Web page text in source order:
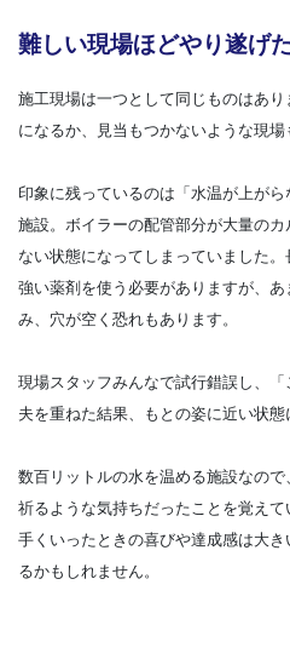
難しい現場ほどやり遂げ
施工現場は一つとして同じものはあ
になるか、見当もつかないような現場
印象に残っているのは「水温が上が
施設。ボイラーの配管部分が大量の
ない状態になってしまっていました
強い薬剤を使う必要がありますが、
み、穴が空く恐れもあります。
現場スタッフみんなで試行錯誤し、
夫を重ねた結果、もとの姿に近い状態
数百リットルの水を温める施設なので
祈るような気持ちだったことを覚え
手くいったときの喜びや達成感は大
るかもしれません。